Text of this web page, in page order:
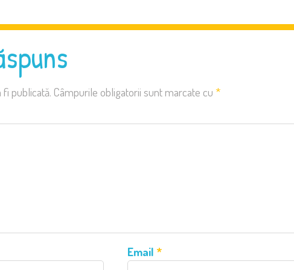
publicată. Câmpurile obligatorii sunt marcate cu *
Email *